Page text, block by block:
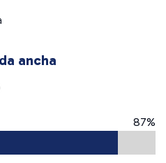
ancha
87%